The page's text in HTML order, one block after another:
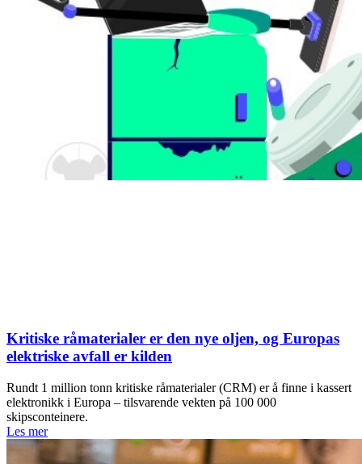
Kritiske råmaterialer er den nye oljen, og Europas
elektriske avfall er kilden
Rundt 1 million tonn kritiske råmaterialer (CRM) er å finne i kassert
elektronikk i Europa – tilsvarende vekten på 100 000
skipsconteinere.
Les mer